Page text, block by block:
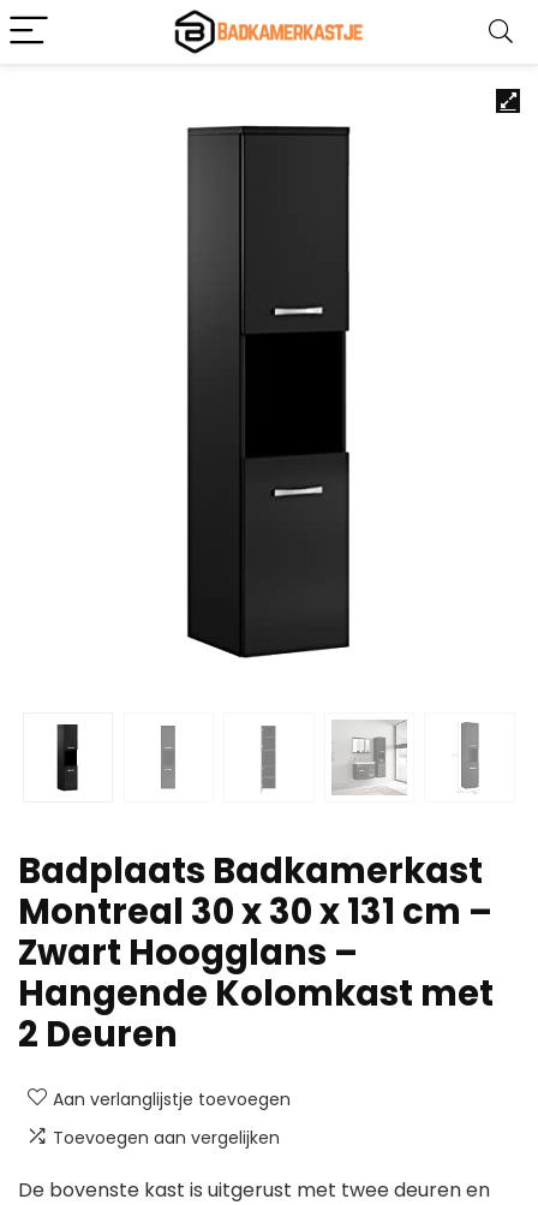
Badplaats Badkamerkast
Montreal 30 x 30 x 131 cm –
Zwart Hoogglans –
Hangende Kolomkast met
2 Deuren
Aan verlanglijstje toevoegen
Toevoegen aan vergelijken
De bovenste kast is uitgerust met twee deuren en